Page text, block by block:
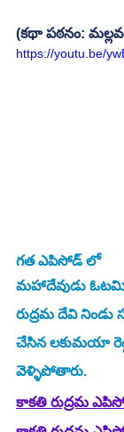
(కథా పఠనం:
https://youtu.be/
గత ఎపిసోడ్ లో
మహాదేవుడు ఓటమిని
రుద్రమ దేవి నిండు
చేసిన లకుమయా
వెళ్ళిపోతారు.
కాకతి రుద్రమ